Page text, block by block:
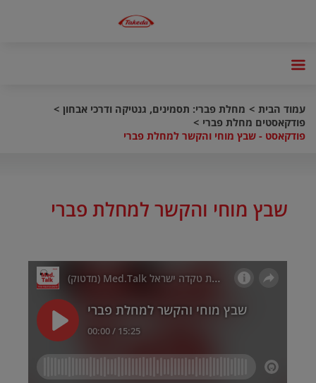
עמוד הבית
מחלת פברי: תסמינים, גנטיקה ודרכי אבחון
פודקאסטים מחלת פברי
פודקאסט - שבץ מוחי והקשר למחלת פברי
שבץ מוחי והקשר למחלת פברי